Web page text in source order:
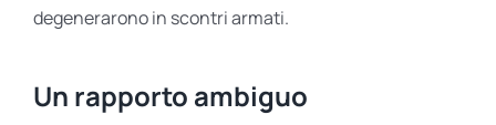
degenerarono in scontri armati.
Un rapporto ambiguo